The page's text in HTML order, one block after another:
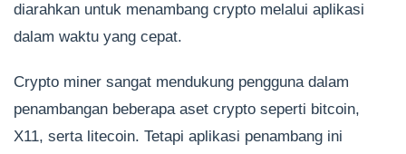
diarahkan untuk menambang crypto melalui aplikasi
dalam waktu yang cepat.
Crypto miner sangat mendukung pengguna dalam
penambangan beberapa aset crypto seperti bitcoin,
X11, serta litecoin. Tetapi aplikasi penambang ini